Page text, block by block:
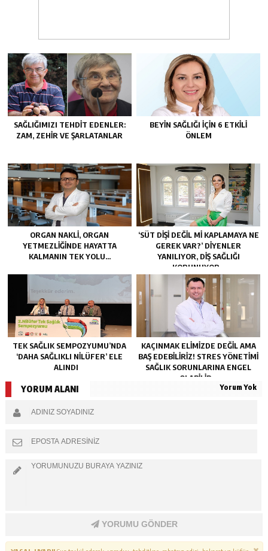
SAĞLIĞIMIZI TEHDIT EDENLER:
ZAM, ZEHIR VE ŞARLATANLAR
BEYIN SAĞLIĞI İÇIN 6 ETKILI
ÖNLEM
ORGAN NAKLI, ORGAN
YETMEZLIĞINDE HAYATTA
KALMANIN TEK YOLU…
‘SÜT DIŞI DEĞIL MI KAPLAMAYA NE
GEREK VAR?’ DIYENLER
YANILIYOR, DIŞ SAĞLIĞI
KORUNUYOR…
TEK SAĞLIK SEMPOZYUMU’NDA
‘DAHA SAĞLIKLI NILÜFER’ ELE
ALINDI
KAÇINMAK ELIMIZDE DEĞIL AMA
BAŞ EDEBILIRIZ! STRES YÖNETIMI
SAĞLIK SORUNLARINA ENGEL
OLABILIR…
YORUM ALANI Yorum Yok
YORUMU GÖNDER